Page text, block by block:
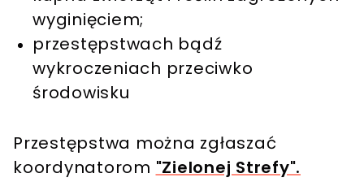
wyginięciem;
przestępstwach bądź
wykroczeniach przeciwko
środowisku
Przestępstwa można zgłaszać
koordynatorom "Zielonej Strefy".